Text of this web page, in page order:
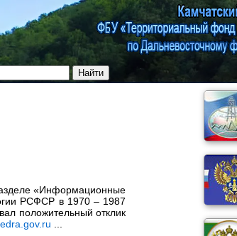
«Информационные
РСФСР в 1970 – 1987
положительный отклик